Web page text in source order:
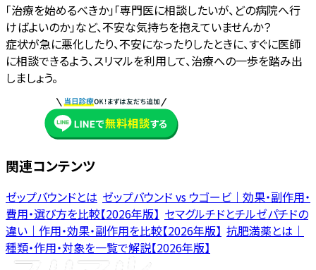
「治療を始めるべきか」「専門医に相談したいが、どの病院へ行
けばよいのか」など、不安な気持ちを抱えていませんか？
症状が急に悪化したり、不安になったりしたときに、すぐに医師
に相談できるよう、スリマルを利用して、治療への一歩を踏み出
しましょう。
関連コンテンツ
ゼップバウンドとは ゼップバウンド vs ウゴービ｜効果・副作用・
費用・選び方を比較【2026年版】 セマグルチドとチルゼパチドの
違い｜作用・効果・副作用を比較【2026年版】 抗肥満薬とは｜
種類・作用・対象を一覧で解説【2026年版】